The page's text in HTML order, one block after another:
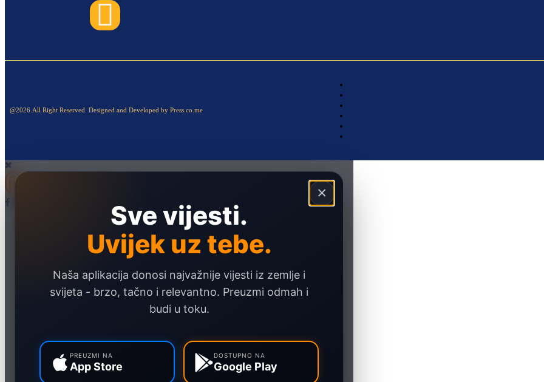
@2026.All Right Reserved. Designed and Developed by Press.co.me
×
Sve vijesti.
Uvijek uz tebe.
Naša aplikacija donosi najvažnije vijesti iz zemlje i
svijeta - brzo, tačno i relevantno. Preuzmi odmah i
budi u toku.
PREUZMI NA
App Store
DOSTUPNO NA
Google Play
Hronika
Ekonomija